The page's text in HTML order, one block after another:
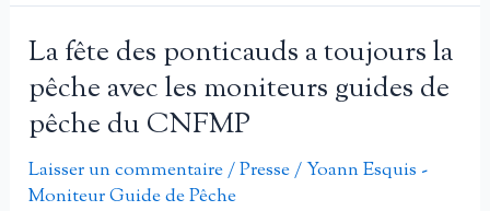
leur
passion
et
leur
futur
métier
La fête des ponticauds a toujours la
pêche avec les moniteurs guides de
pêche du CNFMP
Laisser un commentaire/Presse/Yoann Esquis -
Moniteur Guide de Pêche